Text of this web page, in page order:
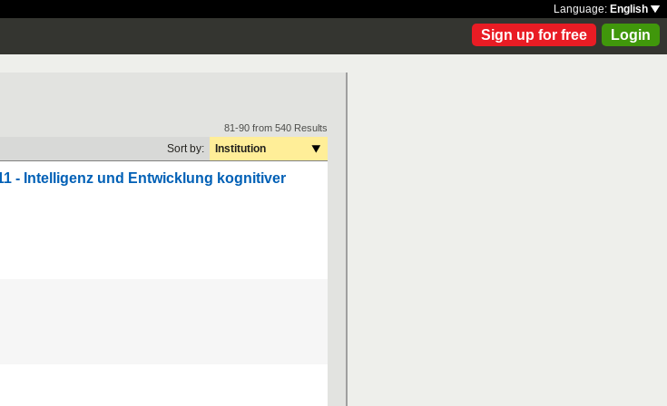
Language: English
Sign up for free Login
81-90 from 540 Results
Sort by: Institution
- Intelligenz und Entwicklung kognitiver